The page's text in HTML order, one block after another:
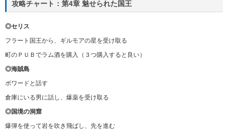
攻略チャート：第4章 魅せられた国王
◎セリス
フラート国王から、ギルモアの星を受け取る
町のＰＵＢでラム酒を購入（３つ購入すると良い）
◎海賊島
ボワードと話す
倉庫にいる男に話し、爆薬を受け取る
◎国境の洞窟
爆弾を使って岩を吹き飛ばし、先を進む